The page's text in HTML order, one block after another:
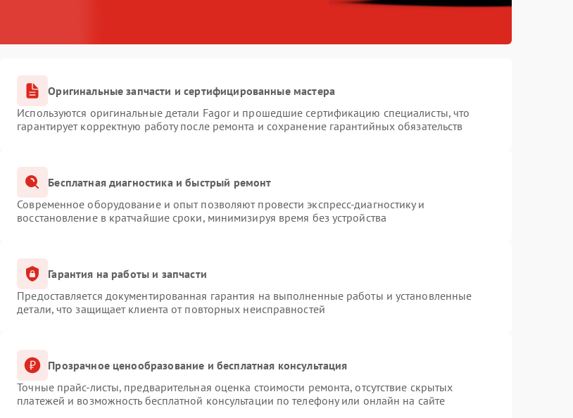
Оригинальные запчасти и сертифицированные мастера
Используются оригинальные детали Fagor и прошедшие сертификацию специалисты, что
гарантирует корректную работу после ремонта и сохранение гарантийных обязательств
Бесплатная диагностика и быстрый ремонт
Современное оборудование и опыт позволяют провести экспресс-диагностику и
восстановление в кратчайшие сроки, минимизируя время без устройства
Гарантия на работы и запчасти
Предоставляется документированная гарантия на выполненные работы и установленные
детали, что защищает клиента от повторных неисправностей
Прозрачное ценообразование и бесплатная консультация
Точные прайс-листы, предварительная оценка стоимости ремонта, отсутствие скрытых
платежей и возможность бесплатной консультации по телефону или онлайн на сайте